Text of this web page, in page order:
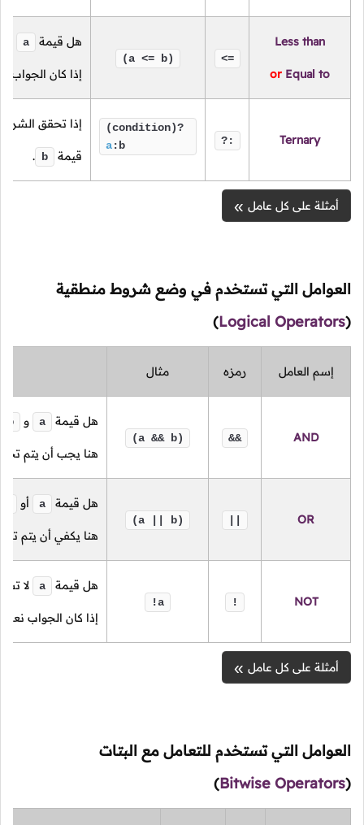
Less than
or Equal to
<=
(a <= b)
هل قيمة a
إذا كان الجواب
Ternary
?:
(condition)?
a:b
إذا تحقق
قيمة b
.
أمثلة على كل عامل
العوامل التي تستخدم في وضع شروط منطقية
(
Logical Operators
)
إسم العامل رمزه مثال
AND
&&
(a && b)
هل قيمة a و b
هنا يجب أن يتم
OR
(a || b)
هل قيمة a أو
هنا يكفي أن يتم
NOT
!
!a
هل قيمة a لا
إذا كان الجواب نعم
أمثلة على كل عامل
العوامل التي تستخدم للتعامل مع البتات
(
Bitwise Operators
)